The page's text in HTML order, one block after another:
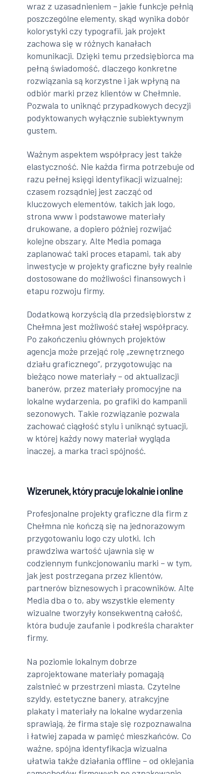
wraz z uzasadnieniem – jakie funkcje pełnią
poszczególne elementy, skąd wynika dobór
kolorystyki czy typografii, jak projekt
zachowa się w różnych kanałach
komunikacji. Dzięki temu przedsiębiorca ma
pełną świadomość, dlaczego konkretne
rozwiązania są korzystne i jak wpłyną na
odbiór marki przez klientów w Chełmnie.
Pozwala to uniknąć przypadkowych decyzji
podyktowanych wyłącznie subiektywnym
gustem.
Ważnym aspektem współpracy jest także
elastyczność. Nie każda firma potrzebuje od
razu pełnej księgi identyfikacji wizualnej;
czasem rozsądniej jest zacząć od
kluczowych elementów, takich jak logo,
strona www i podstawowe materiały
drukowane, a dopiero później rozwijać
kolejne obszary. Alte Media pomaga
zaplanować taki proces etapami, tak aby
inwestycje w projekty graficzne były realnie
dostosowane do możliwości finansowych i
etapu rozwoju firmy.
Dodatkową korzyścią dla przedsiębiorstw z
Chełmna jest możliwość stałej współpracy.
Po zakończeniu głównych projektów
agencja może przejąć rolę „zewnętrznego
działu graficznego”, przygotowując na
bieżąco nowe materiały – od aktualizacji
banerów, przez materiały promocyjne na
lokalne wydarzenia, po grafiki do kampanii
sezonowych. Takie rozwiązanie pozwala
zachować ciągłość stylu i uniknąć sytuacji,
w której każdy nowy materiał wygląda
inaczej, a marka traci spójność.
Wizerunek, który pracuje lokalnie i online
Profesjonalne projekty graficzne dla firm z
Chełmna nie kończą się na jednorazowym
przygotowaniu logo czy ulotki. Ich
prawdziwa wartość ujawnia się w
codziennym funkcjonowaniu marki – w tym,
jak jest postrzegana przez klientów,
partnerów biznesowych i pracowników. Alte
Media dba o to, aby wszystkie elementy
wizualne tworzyły konsekwentną całość,
która buduje zaufanie i podkreśla charakter
firmy.
Na poziomie lokalnym dobrze
zaprojektowane materiały pomagają
zaistnieć w przestrzeni miasta. Czytelne
szyldy, estetyczne banery, atrakcyjne
plakaty i materiały na lokalne wydarzenia
sprawiają, że firma staje się rozpoznawalna
i łatwiej zapada w pamięć mieszkańców. Co
ważne, spójna identyfikacja wizualna
ułatwia także działania offline – od oklejania